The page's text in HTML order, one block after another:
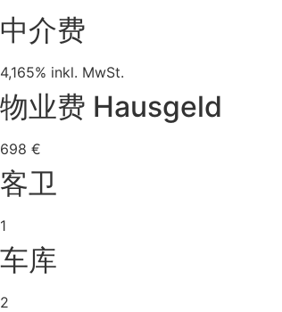
中介费
4,165% inkl. MwSt.
物业费 Hausgeld
698 €
客卫
1
车库
2